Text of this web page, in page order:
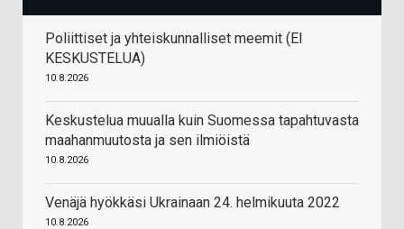
Poliittiset ja yhteiskunnalliset meemit (EI
KESKUSTELUA)
10.8.2026
Keskustelua muualla kuin Suomessa tapahtuvasta
maahanmuutosta ja sen ilmiöistä
10.8.2026
Venäjä hyökkäsi Ukrainaan 24. helmikuuta 2022
10.8.2026